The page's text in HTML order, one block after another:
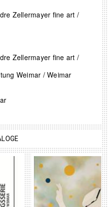
Zellermayer fine art /
Zellermayer fine art /
Weimar / Weimar